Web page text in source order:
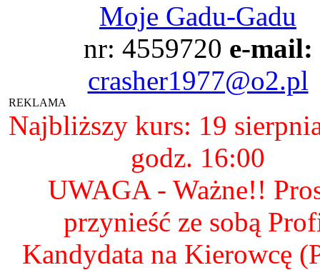
Moje Gadu-Gadu
nr: 4559720 e-mail:
crasher1977@o2.pl
REKLAMA
Najbliższy kurs: 19
godz. 16:00
UWAGA - Ważne!!
przynieść ze sobą
Kandydata na Kierowcę